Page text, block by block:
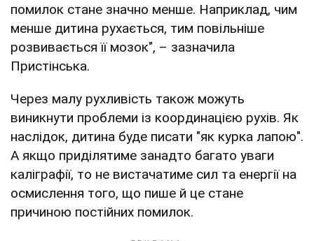
помилок стане значно менше. Наприклад, чим
менше дитина рухається, тим повільніше
розвивається її мозок", – зазначила
Пристінська.
Через малу рухливість також можуть
виникнути проблеми із координацією рухів. Як
наслідок, дитина буде писати "як курка лапою".
А якщо приділятиме занадто багато уваги
каліграфії, то не вистачатиме сил та енергії на
осмислення того, що пише й це стане
причиною постійних помилок.